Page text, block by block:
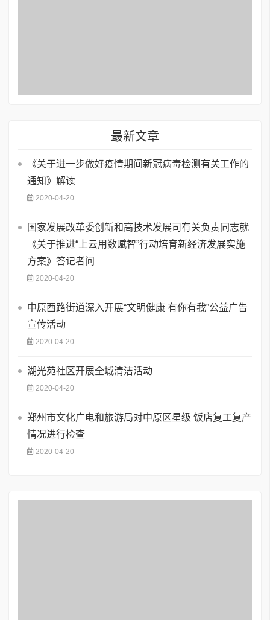
最新文章
《关于进一步做好疫情期间新冠病毒检测有关工作的
通知》解读
2020-04-20
国家发展改革委创新和高技术发展司有关负责同志就
《关于推进“上云用数赋智”行动培育新经济发展实施
方案》答记者问
2020-04-20
中原西路街道深入开展“文明健康 有你有我”公益广告
宣传活动
2020-04-20
湖光苑社区开展全城清洁活动
2020-04-20
郑州市文化广电和旅游局对中原区星级 饭店复工复产
情况进行检查
2020-04-20